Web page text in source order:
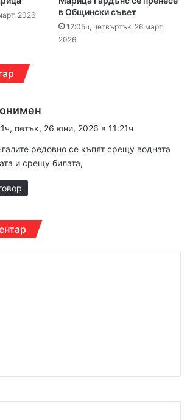
2026
в Общински съвет
12:05ч, четвъртък, 26 март,
2026
а
а
:
петък, 26 юни, 2026 в 11:21ч
редовно се къпят срещу водната
и срещу билата,